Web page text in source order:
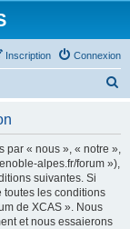
Connexion
Inscription
par « nous », « notre »,
alpes.fr/forum »),
suivantes. Si
toutes les conditions
de XCAS ». Nous
et nous essaierons